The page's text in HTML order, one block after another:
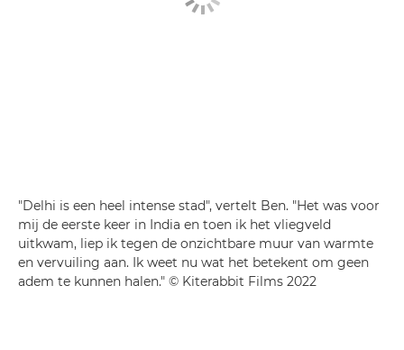
"Delhi is een heel intense stad", vertelt Ben. "Het was voor
mij de eerste keer in India en toen ik het vliegveld
uitkwam, liep ik tegen de onzichtbare muur van warmte
en vervuiling aan. Ik weet nu wat het betekent om geen
adem te kunnen halen." © Kiterabbit Films 2022